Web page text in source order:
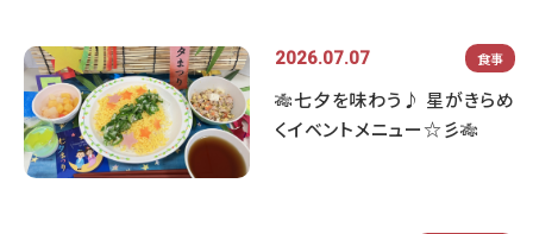
2026.07.07 食事
🎋七夕を味わう♪ 星がきらめ
くイベントメニュー☆彡🎋